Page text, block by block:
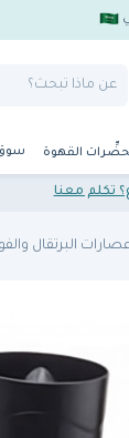
القهوة
تكلم معنا
البرتقال